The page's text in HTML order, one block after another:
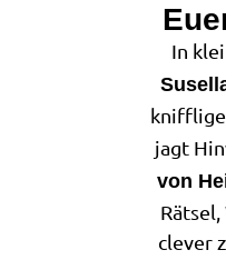
In
knifflige
jagt
von
clever